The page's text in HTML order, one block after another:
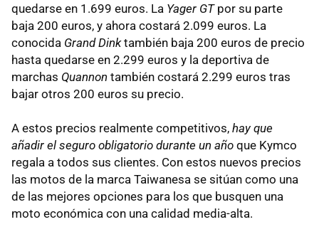
quedarse en 1.699 euros. La Yager GTpor su parte
baja 200 euros, y ahora costará 2.099 euros. La
conocida Grand Dinktambién baja 200 euros de precio
hasta quedarse en 2.299 euros y la deportiva de
marchas Quannon también costará 2.299 euros tras
bajar otros 200 euros su precio.
A estos precios realmente competitivos, hay que
añadir el seguro obligatorio durante un año que Kymco
regala a todos sus clientes. Con estos nuevos precios
las motos de la marca Taiwanesa se sitúan como una
de las mejores opciones para los que busquen una
moto económica con una calidad media-alta.